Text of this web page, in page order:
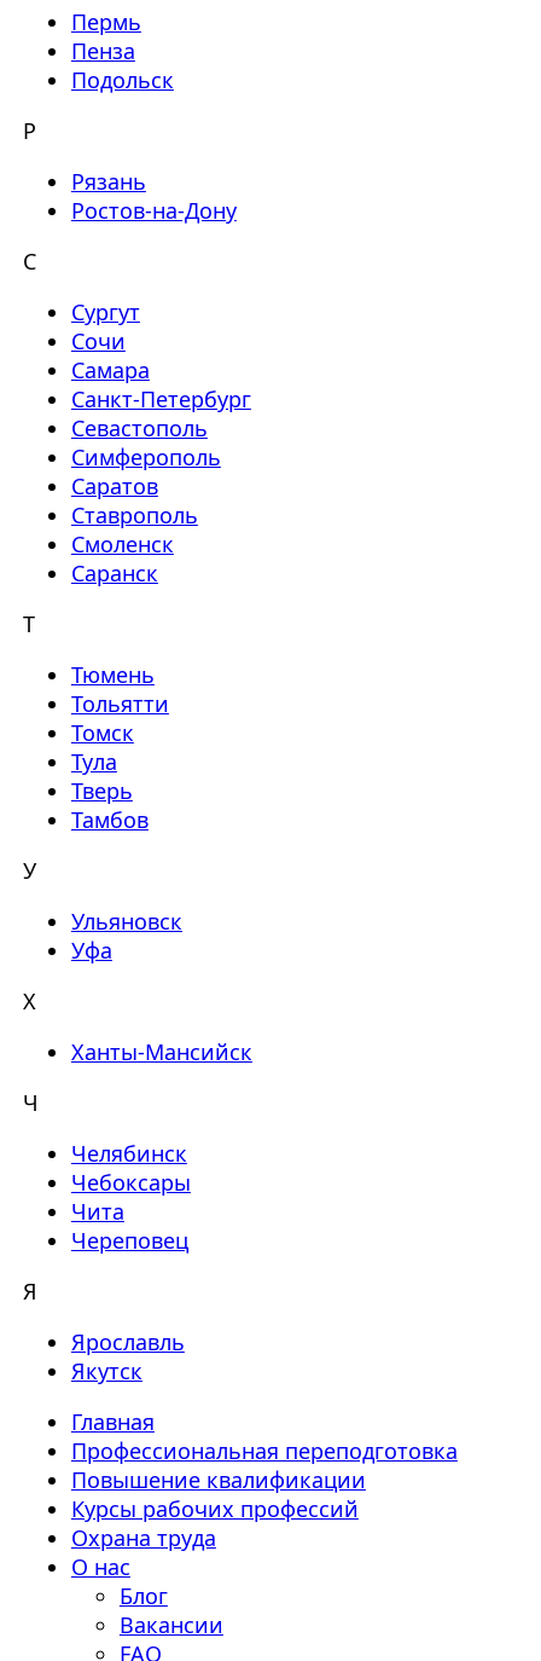
Пермь
Пенза
Подольск
Р
Рязань
Ростов-на-Дону
С
Сургут
Сочи
Самара
Санкт-Петербург
Севастополь
Симферополь
Саратов
Ставрополь
Смоленск
Саранск
Т
Тюмень
Тольятти
Томск
Тула
Тверь
Тамбов
У
Ульяновск
Уфа
Х
Ханты-Мансийск
Ч
Челябинск
Чебоксары
Чита
Череповец
Я
Ярославль
Якутск
Главная
Профессиональная переподготовка
Повышение квалификации
Курсы рабочих профессий
Охрана труда
О нас
Блог
Вакансии
FAQ